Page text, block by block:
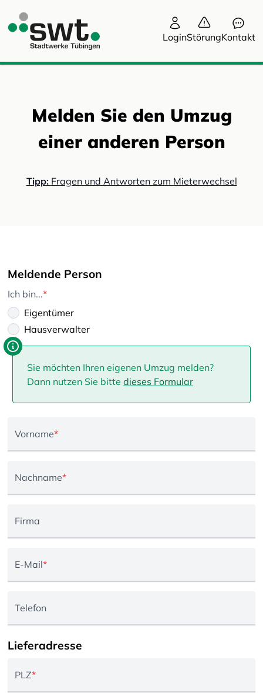
LoginStörungKontakt
Melden Sie den Umzug
einer anderen Person
Tipp: Fragen und Antworten zum Mieterwechsel
Meldende Person
Ich bin...*
Eigentümer
Hausverwalter
Sie möchten Ihren eigenen Umzug melden?
Dann nutzen Sie bitte dieses Formular
Vorname*
Nachname*
Firma
E-Mail*
Telefon
Lieferadresse
PLZ*